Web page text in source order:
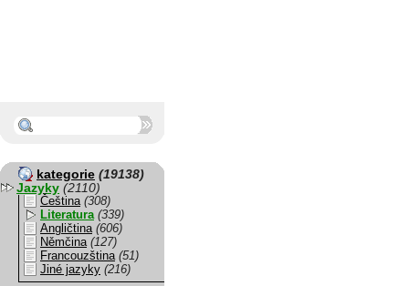
kategorie (19138)
Jazyky (2110)
Čeština (308)
Literatura (339)
Angličtina (606)
Němčina (127)
Francouzština (51)
Jiné jazyky (216)